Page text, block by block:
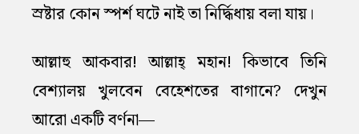
স্রষ্টার কোন স্পর্শ ঘটে নাই তা নির্দ্ধিধায় বলা যায়।
আল্লাহু আকবার! আল্লাহ্‌ মহান! কিভাবে তিনি
বেশ্যালয় খুলবেন বেহেশতের বাগানে? দেখুন
আরো একটি বর্ণনা—